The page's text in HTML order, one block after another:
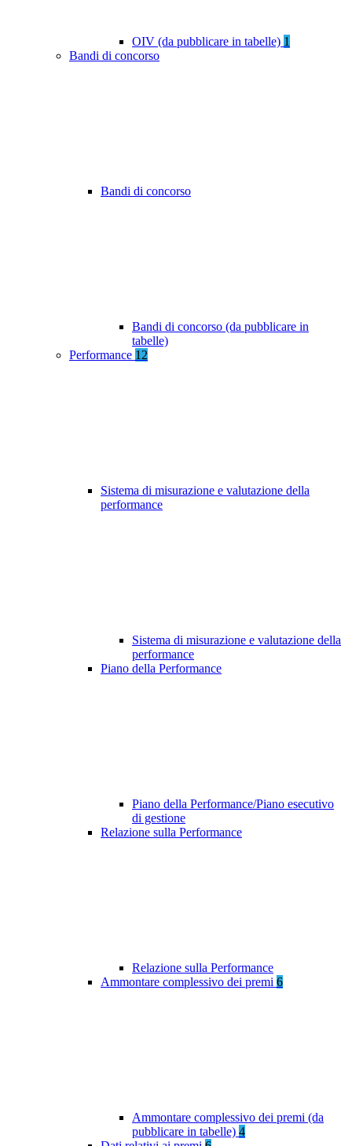
OIV (da pubblicare in tabelle) 1
Bandi di concorso
Bandi di concorso
Bandi di concorso (da pubblicare in
tabelle)
Performance 12
Sistema di misurazione e valutazione della
performance
Sistema di misurazione e valutazione della
performance
Piano della Performance
Piano della Performance/Piano esecutivo
di gestione
Relazione sulla Performance
Relazione sulla Performance
Ammontare complessivo dei premi 6
Ammontare complessivo dei premi (da
pubblicare in tabelle) 4